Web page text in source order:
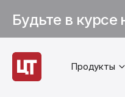
Будьте в
Продукты